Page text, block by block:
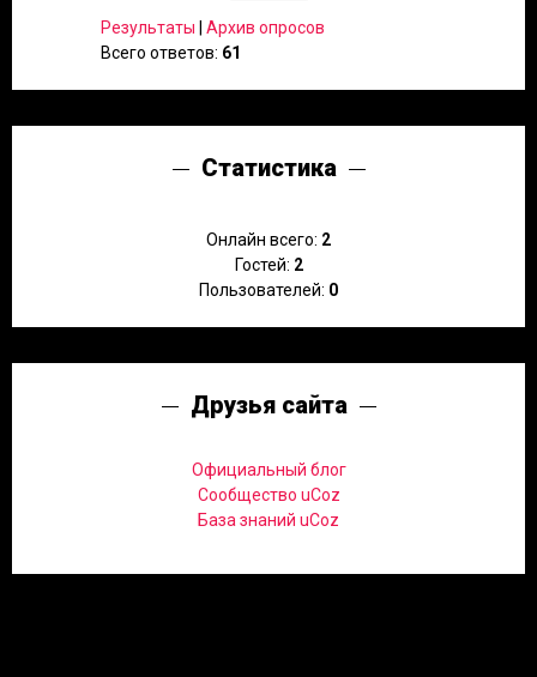
Результаты | Архив опросов
Всего ответов: 61
Статистика
Онлайн всего: 2
Гостей: 2
Пользователей: 0
Друзья сайта
Официальный блог
Сообщество uCoz
База знаний uCoz